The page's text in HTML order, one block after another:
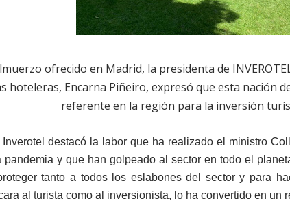
ofrecido en Madrid, la presidenta de
hoteleras, Encarna Piñeiro, expresó que esta nación
referente en la región para la inversión
Inverotel destacó la labor que ha realizado el ministro
pandemia y que han golpeado al sector en todo el
tanto a todos los eslabones del sector y para
al turista como al inversionista, lo ha convertido en un